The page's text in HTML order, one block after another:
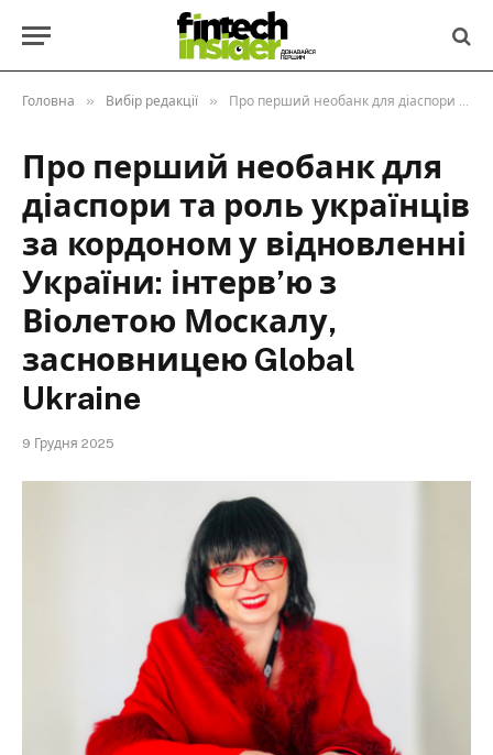
Головна » Вибір редакції » Про перший необанк для діаспори та роль українців за кордоном у відновленні України: інтерв’ю з Віолетою Москалу, засновницею Global Ukraine
Про перший необанк для
діаспори та роль українців
за кордоном у відновленні
України: інтерв’ю з
Віолетою Москалу,
засновницею Global
Ukraine
9 Грудня 2025